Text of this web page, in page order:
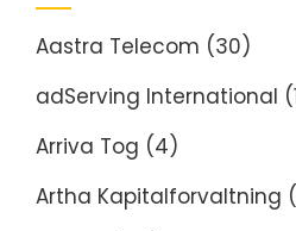
Aastra Telecom (30)
adServing International
Arriva Tog (4)
Artha Kapitalforvaltning